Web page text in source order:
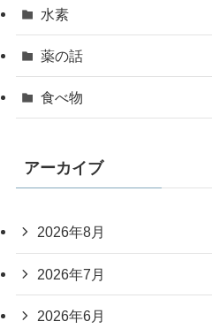
水素
薬の話
食べ物
アーカイブ
2026年8月
2026年7月
2026年6月